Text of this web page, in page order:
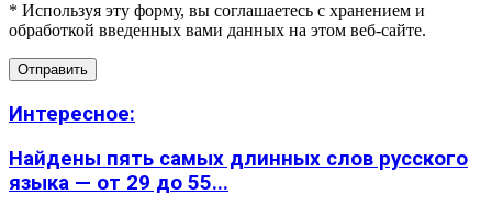
* Используя эту форму, вы соглашаетесь с хранением и
обработкой введенных вами данных на этом веб-сайте.
Интересное:
Найдены пять самых длинных слов русского
языка — от 29 до 55...